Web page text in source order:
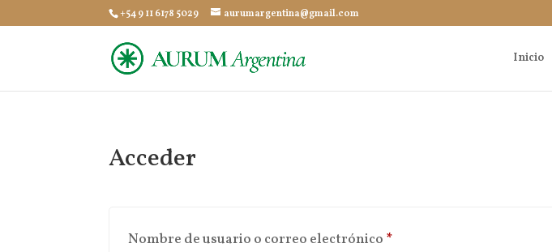
+54 9 11 6178 5029 aurumargentina@gmail.com
Inicio
Acceder
Nombre de usuario o correo electrónico *Obligatorio